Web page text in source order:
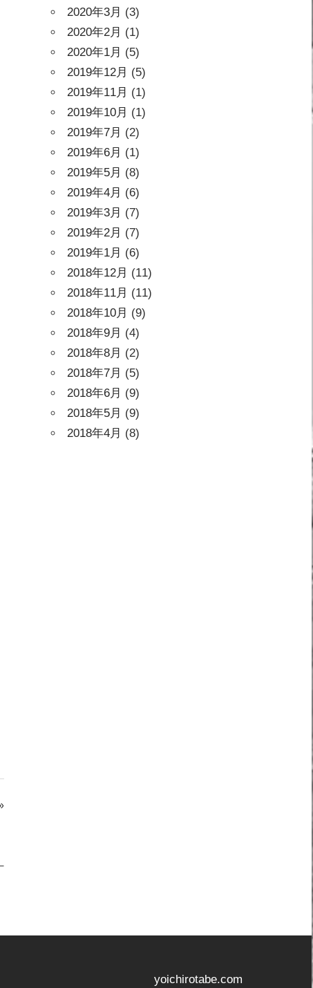
2020年3月 (3)
2020年2月 (1)
2020年1月 (5)
2019年12月 (5)
2019年11月 (1)
2019年10月 (1)
2019年7月 (2)
2019年6月 (1)
2019年5月 (8)
2019年4月 (6)
2019年3月 (7)
2019年2月 (7)
2019年1月 (6)
2018年12月 (11)
2018年11月 (11)
2018年10月 (9)
2018年9月 (4)
2018年8月 (2)
2018年7月 (5)
2018年6月 (9)
2018年5月 (9)
2018年4月 (8)
yoichirotabe.com